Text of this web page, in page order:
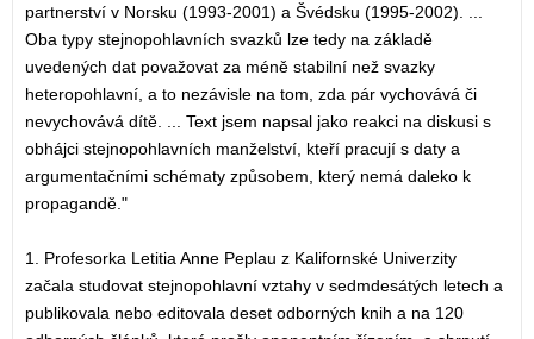
partnerství v Norsku (1993-2001) a Švédsku (1995-2002). ...
Oba typy stejnopohlavních svazků lze tedy na základě
uvedených dat považovat za méně stabilní než svazky
heteropohlavní, a to nezávisle na tom, zda pár vychovává či
nevychovává dítě. ... Text jsem napsal jako reakci na diskusi s
obhájci stejnopohlavních manželství, kteří pracují s daty a
argumentačními schématy způsobem, který nemá daleko k
propagandě."
1. Profesorka Letitia Anne Peplau z Kalifornské Univerzity
začala studovat stejnopohlavní vztahy v sedmdesátých letech a
publikovala nebo editovala deset odborných knih a na 120